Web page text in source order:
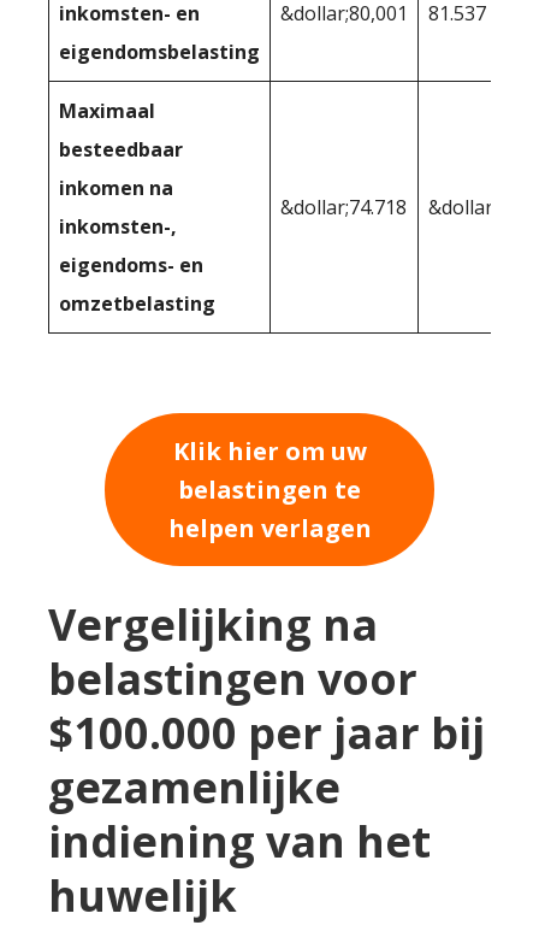
inkomsten- en
eigendomsbelasting
&dollar;80,001 81.537
Maximaal
besteedbaar
inkomen na
inkomsten-,
eigendoms- en
omzetbelasting
&dollar;74.718
Klik hier om uw
belastingen te
helpen verlagen
Vergelijking na
belastingen voor
$100.000 per jaar bij
gezamenlijke
indiening van het
huwelijk